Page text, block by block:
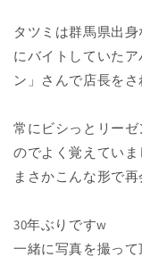
タツミは群馬県出
にバイトしていた
ン」さんで店長をさ
常にビシっとリー
のでよく覚えていま
まさかこんな形で
30年ぶりですw
一緒に写真を撮って